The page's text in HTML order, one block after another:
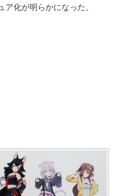
ア化が明らかになった。